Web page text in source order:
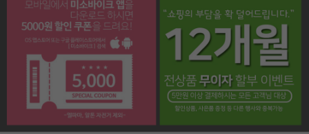
페이코 라이프